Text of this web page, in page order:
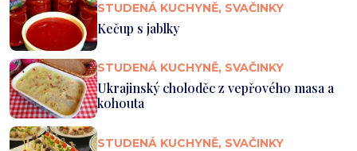
STUDENÁ KUCHYNĚ, SVAČINKY
Kečup s jablky
STUDENÁ KUCHYNĚ, SVAČINKY
Ukrajinský choloděc z vepřového masa a
kohouta
STUDENÁ KUCHYNĚ, SVAČINKY